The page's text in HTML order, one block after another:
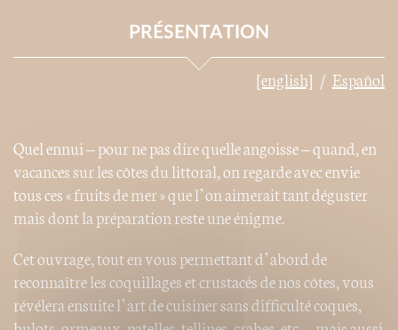
PRÉSENTATION
[english] Español
Quel ennui – pour ne pas dire quelle angoisse – quand, en
vacances sur les côtes du littoral, on regarde avec envie
tous ces « fruits de mer » que l’on aimerait tant déguster
mais dont la préparation reste une énigme.
Cet ouvrage, tout en vous permettant d’abord de
reconnaître les coquillages et crustacés de nos côtes, vous
révélera ensuite l’art de cuisiner sans difficulté coques,